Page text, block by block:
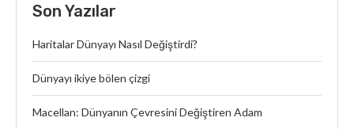
Son Yazılar
Haritalar Dünyayı Nasıl Değiştirdi?
Dünyayı ikiye bölen çizgi
Macellan: Dünyanın Çevresini Değiştiren Adam